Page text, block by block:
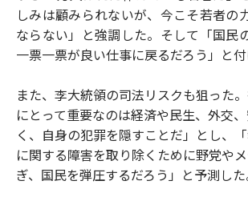
しみは顧みられないが、今こそ若者の
ならない」と強調した。そして「国民
一票一票が良い仕事に戻るだろう」と付
また、李大統領の司法リスクも狙った
にとって重要なのは経済や民生、外交
く、自身の犯罪を隠すことだ」とし、
に関する障害を取り除くために野党や
ぎ、国民を弾圧するだろう」と予測した